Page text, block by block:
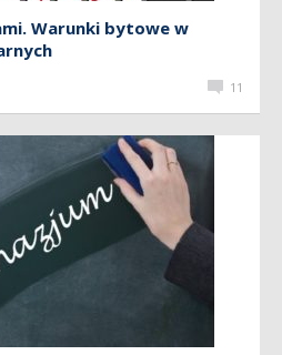
Warunki bytowe w
11